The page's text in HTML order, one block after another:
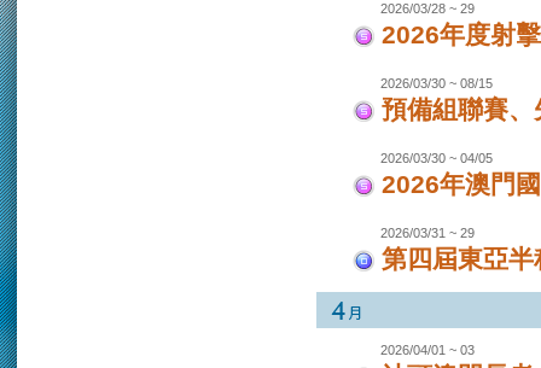
2026/03/28 ~ 29
2026年度射
2026/03/30 ~ 08/15
預備組聯賽
2026/03/30 ~ 04/05
2026年澳門
2026/03/31 ~ 29
第四屆東亞
2026/04/01 ~ 03